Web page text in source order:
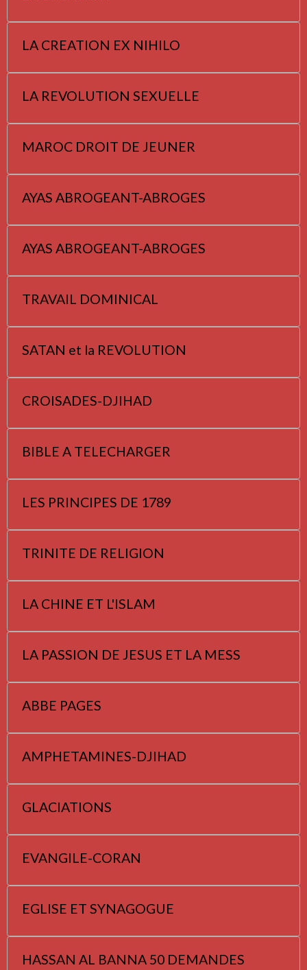
LA CREATION EX NIHILO
LA REVOLUTION SEXUELLE
MAROC DROIT DE JEUNER
AYAS ABROGEANT-ABROGES
AYAS ABROGEANT-ABROGES
TRAVAIL DOMINICAL
SATAN et la REVOLUTION
CROISADES-DJIHAD
BIBLE A TELECHARGER
LES PRINCIPES DE 1789
TRINITE DE RELIGION
LA CHINE ET L'ISLAM
LA PASSION DE JESUS ET LA MESS
ABBE PAGES
AMPHETAMINES-DJIHAD
GLACIATIONS
EVANGILE-CORAN
EGLISE ET SYNAGOGUE
HASSAN AL BANNA 50 DEMANDES